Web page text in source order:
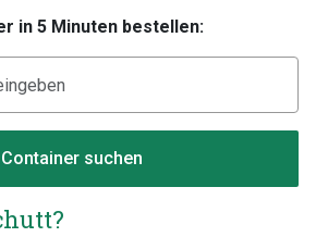
in 5 Minuten bestellen:
Container suchen